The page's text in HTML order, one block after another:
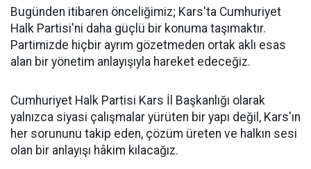
Bugünden itibaren önceliğimiz; Kars'ta Cumhuriyet
Halk Partisi'ni daha güçlü bir konuma taşımaktır.
Partimizde hiçbir ayrım gözetmeden ortak aklı esas
alan bir yönetim anlayışıyla hareket edeceğiz.
Cumhuriyet Halk Partisi Kars İl Başkanlığı olarak
yalnızca siyasi çalışmalar yürüten bir yapı değil, Kars'ın
her sorununu takip eden, çözüm üreten ve halkın sesi
olan bir anlayışı hâkim kılacağız.